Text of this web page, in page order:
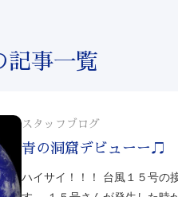
記事一覧
スタッフブログ
青の洞窟デビューー♫
ハイサイ！！！ 台風１５号の